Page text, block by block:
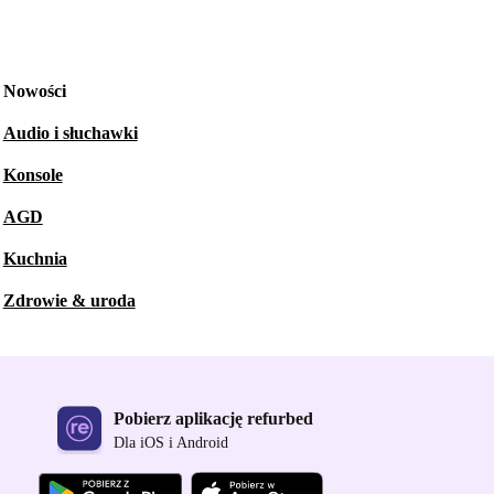
Nowości
Audio i słuchawki
Konsole
AGD
Kuchnia
Zdrowie & uroda
Pobierz aplikację refurbed
Dla iOS i Android